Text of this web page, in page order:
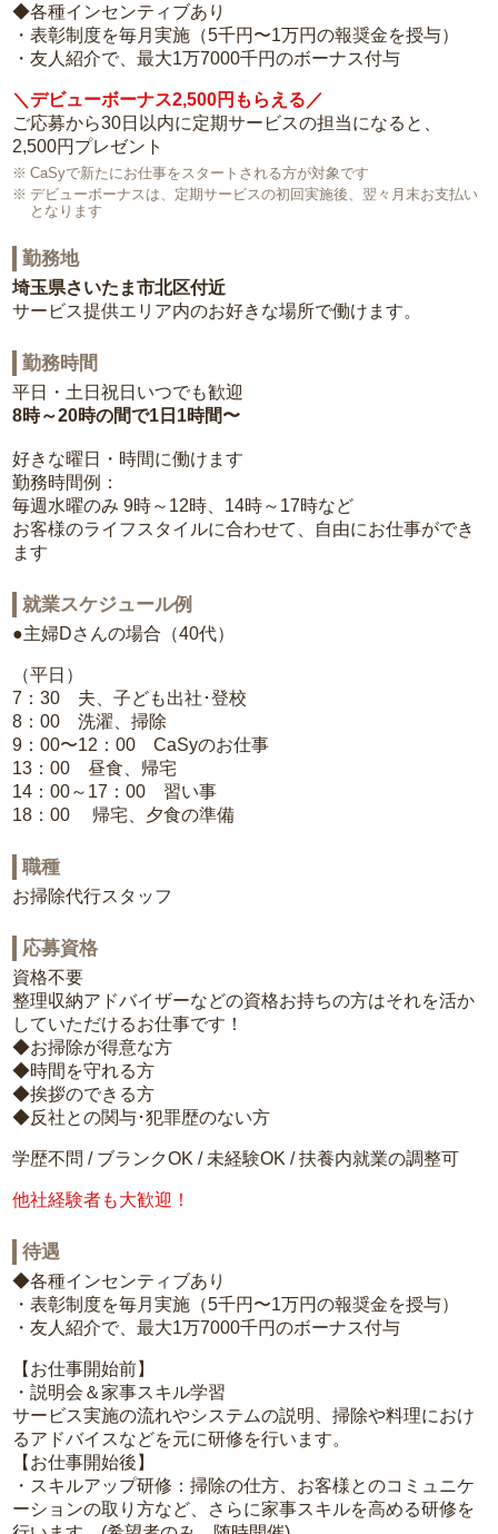
◆各種インセンティブあり
・表彰制度を毎月実施（5千円〜1万円の報奨金を授与）
・友人紹介で、最大1万7000千円のボーナス付与
＼デビューボーナス2,500円もらえる／
ご応募から30日以内に定期サービスの担当になると、
2,500円プレゼント
CaSyで新たにお仕事をスタートされる方が対象です
デビューボーナスは、定期サービスの初回実施後、翌々月末お支払い
となります
勤務地
埼玉県さいたま市北区付近
サービス提供エリア内のお好きな場所で働けます。
勤務時間
平日・土日祝日いつでも歓迎
8時～20時の間で1日1時間〜
好きな曜日・時間に働けます
勤務時間例：
毎週水曜のみ 9時～12時、14時～17時など
お客様のライフスタイルに合わせて、自由にお仕事ができ
ます
就業スケジュール例
●主婦Dさんの場合（40代）
（平日）
7：30 夫、子ども出社･登校
8：00 洗濯、掃除
9：00〜12：00 CaSyのお仕事
13：00 昼食、帰宅
14：00～17：00 習い事
18：00 帰宅、夕食の準備
職種
お掃除代行スタッフ
応募資格
資格不要
整理収納アドバイザーなどの資格お持ちの方はそれを活か
していただけるお仕事です！
◆お掃除が得意な方
◆時間を守れる方
◆挨拶のできる方
◆反社との関与･犯罪歴のない方
学歴不問 / ブランクOK / 未経験OK / 扶養内就業の調整可
他社経験者も大歓迎！
待遇
◆各種インセンティブあり
・表彰制度を毎月実施（5千円〜1万円の報奨金を授与）
・友人紹介で、最大1万7000千円のボーナス付与
【お仕事開始前】
・説明会＆家事スキル学習
サービス実施の流れやシステムの説明、掃除や料理におけ
るアドバイスなどを元に研修を行います。
【お仕事開始後】
・スキルアップ研修：掃除の仕方、お客様とのコミュニケ
ーションの取り方など、さらに家事スキルを高める研修を